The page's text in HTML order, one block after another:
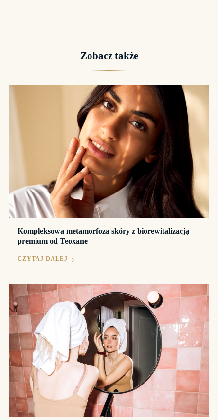
Zobacz także
Kompleksowa metamorfoza skóry z biorewitalizacją
premium od Teoxane
CZYTAJ DALEJ